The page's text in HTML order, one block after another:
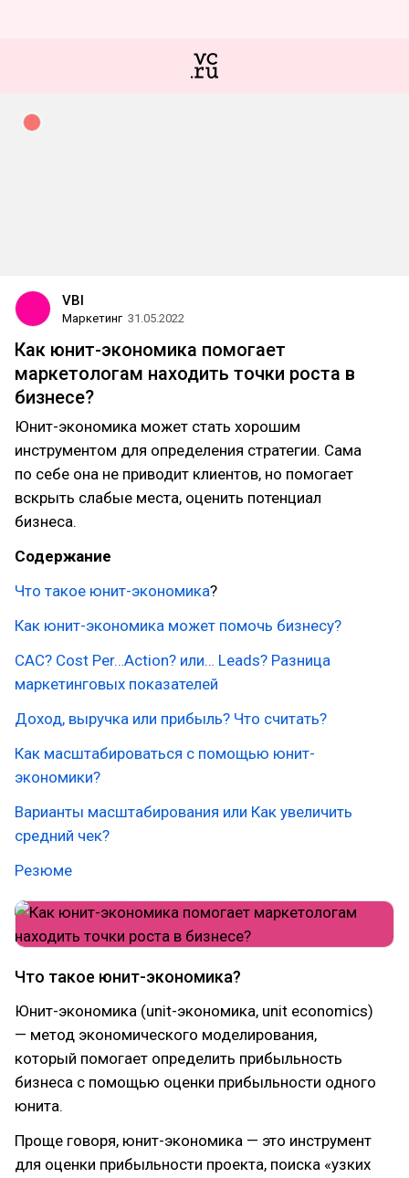
VBI
Маркетинг 31.05.2022
Как юнит-экономика помогает
маркетологам находить точки роста в
бизнесе?
Юнит-экономика может стать хорошим
инструментом для определения стратегии. Сама
по себе она не приводит клиентов, но помогает
вскрыть слабые места, оценить потенциал
бизнеса.
Содержание
Что такое юнит-экономика?
Как юнит-экономика может помочь бизнесу?
CAC? Cost Per…Action? или… Leads? Разница
маркетинговых показателей
Доход, выручка или прибыль? Что считать?
Как масштабироваться с помощью юнит-
экономики?
Варианты масштабирования или Как увеличить
средний чек?
Резюме
Что такое юнит-экономика?
Юнит-экономика (unit-экономика, unit economics)
— метод экономического моделирования,
который помогает определить прибыльность
бизнеса с помощью оценки прибыльности одного
юнита.
Проще говоря, юнит-экономика — это инструмент
для оценки прибыльности проекта, поиска «узких